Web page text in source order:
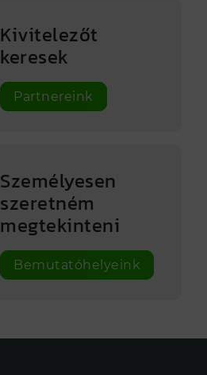
Kivitelezőt
keresek
Partnereink
Személyesen
szeretném
megtekinteni
Bemutatóhelyeink